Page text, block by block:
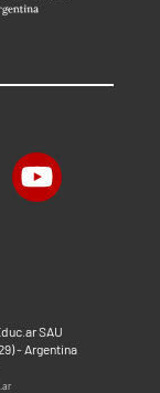
SAU
- Argentina